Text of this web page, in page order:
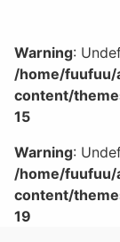
Warning:
/home/
content/
15
Warning:
/home/
content/
19